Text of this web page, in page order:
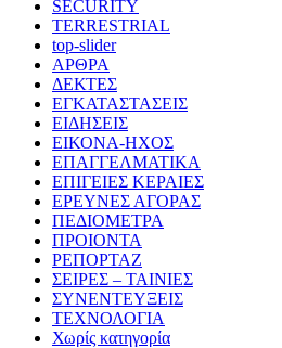
SECURITY
TERRESTRIAL
top-slider
ΑΡΘΡΑ
ΔΕΚΤΕΣ
ΕΓΚΑΤΑΣΤΑΣΕΙΣ
ΕΙΔΗΣΕΙΣ
ΕΙΚΟΝΑ-ΗΧΟΣ
ΕΠΑΓΓΕΛΜΑΤΙΚΑ
ΕΠΙΓΕΙΕΣ ΚΕΡΑΙΕΣ
ΕΡΕΥΝΕΣ ΑΓΟΡΑΣ
ΠΕΔΙΟΜΕΤΡΑ
ΠΡΟΙΟΝΤΑ
ΡΕΠΟΡΤΑΖ
ΣΕΙΡΕΣ – ΤΑΙΝΙΕΣ
ΣΥΝΕΝΤΕΥΞΕΙΣ
ΤΕΧΝΟΛΟΓΙΑ
Χωρίς κατηγορία